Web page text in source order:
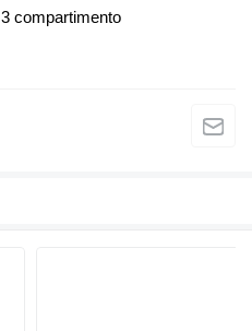
3 compartimento